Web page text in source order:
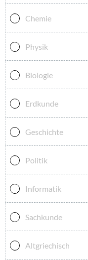
Chemie
Physik
Biologie
Erdkunde
Geschichte
Politik
Informatik
Sachkunde
Altgriechisch